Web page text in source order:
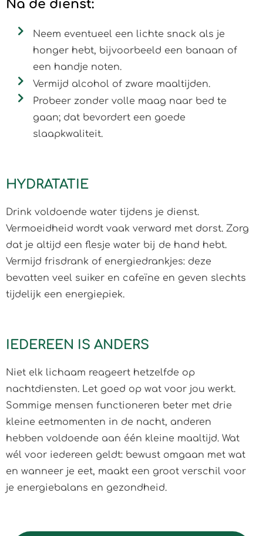
Na de dienst:
Neem eventueel een lichte snack als je
honger hebt, bijvoorbeeld een banaan of
een handje noten.
Vermijd alcohol of zware maaltijden.
Probeer zonder volle maag naar bed te
gaan; dat bevordert een goede
slaapkwaliteit.
HYDRATATIE
Drink voldoende water tijdens je dienst.
Vermoeidheid wordt vaak verward met dorst. Zorg
dat je altijd een flesje water bij de hand hebt.
Vermijd frisdrank of energiedrankjes: deze
bevatten veel suiker en cafeïne en geven slechts
tijdelijk een energiepiek.
IEDEREEN IS ANDERS
Niet elk lichaam reageert hetzelfde op
nachtdiensten. Let goed op wat voor jou werkt.
Sommige mensen functioneren beter met drie
kleine eetmomenten in de nacht, anderen
hebben voldoende aan één kleine maaltijd. Wat
wél voor iedereen geldt: bewust omgaan met wat
en wanneer je eet, maakt een groot verschil voor
je energiebalans en gezondheid.